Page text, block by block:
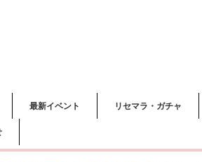
最新イベント リセマラ・ガチャ